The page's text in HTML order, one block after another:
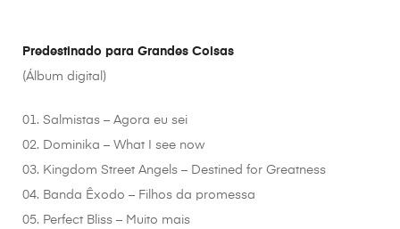
Predestinado para Grandes Coisas
(Álbum digital)
01. Salmistas – Agora eu sei
02. Dominika – What I see now
03. Kingdom Street Angels – Destined for Greatness
04. Banda Êxodo – Filhos da promessa
05. Perfect Bliss – Muito mais